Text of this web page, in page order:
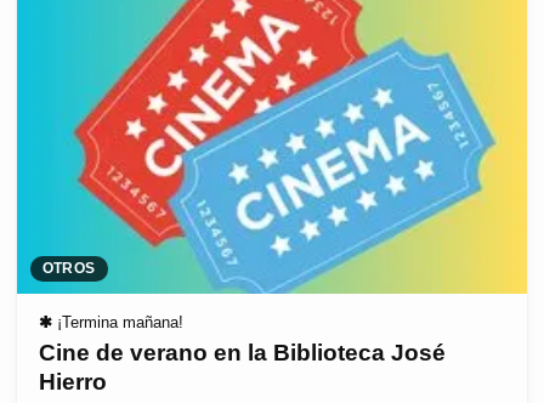
OTROS
✱ ¡Termina mañana!
Cine de verano en la Biblioteca José
Hierro